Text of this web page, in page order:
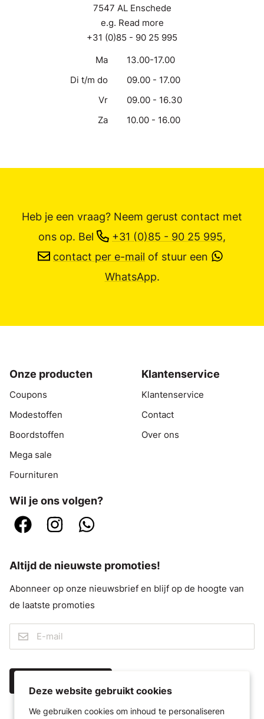
7547 AL Enschede
e.g. Read more
+31 (0)85 - 90 25 995
Ma
13.00-17.00
Di t/m do
09.00 - 17.00
Vr
09.00 - 16.30
Za
10.00 - 16.00
Heb je een vraag? Neem gerust contact met
ons op. Bel +31 (0)85 - 90 25 995,
contact per e-mail of stuur een
WhatsApp.
Onze producten
Coupons
Modestoffen
Boordstoffen
Mega sale
Fournituren
Klantenservice
Klantenservice
Contact
Over ons
Wil je ons volgen?
Altijd de nieuwste promoties!
Abonneer op onze nieuwsbrief en blijf op de hoogte van
de laatste promoties
Deze website gebruikt cookies
We gebruiken cookies om inhoud te personaliseren